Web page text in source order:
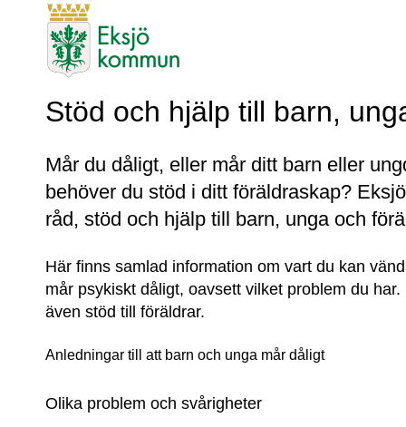
Stöd och hjälp till barn,
Mår du dåligt, eller mår ditt barn eller
behöver du stöd i ditt föräldraskap?
råd, stöd och hjälp till barn, unga och
Här finns samlad information om vart du kan
mår psykiskt dåligt, oavsett vilket problem du
även stöd till föräldrar.
Anledningar till att barn och unga mår dåligt
Olika problem och svårigheter